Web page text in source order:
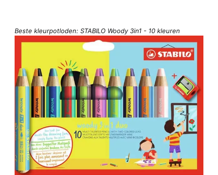
Beste kleurpotloden: STABILO Woody 3in1 - 10 kleuren